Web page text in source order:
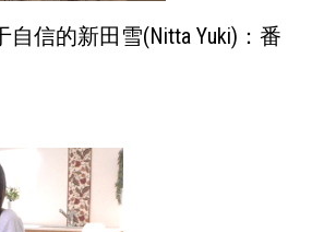
信的新田雪(Nitta Yuki)：番